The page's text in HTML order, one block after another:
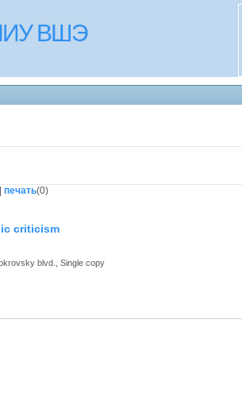
НИУ ВШЭ
печать(0)
criticism
blvd., Single copy